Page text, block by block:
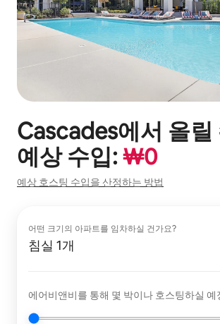
Cascades에서 올릴
예상 수입:₩0
예상 호스팅 수입을 산정하는 방법
어떤 크기의 아파트를 임차하실 건가요?
침실 1개
에어비앤비를 통해 몇 박이나 호스팅하실 예